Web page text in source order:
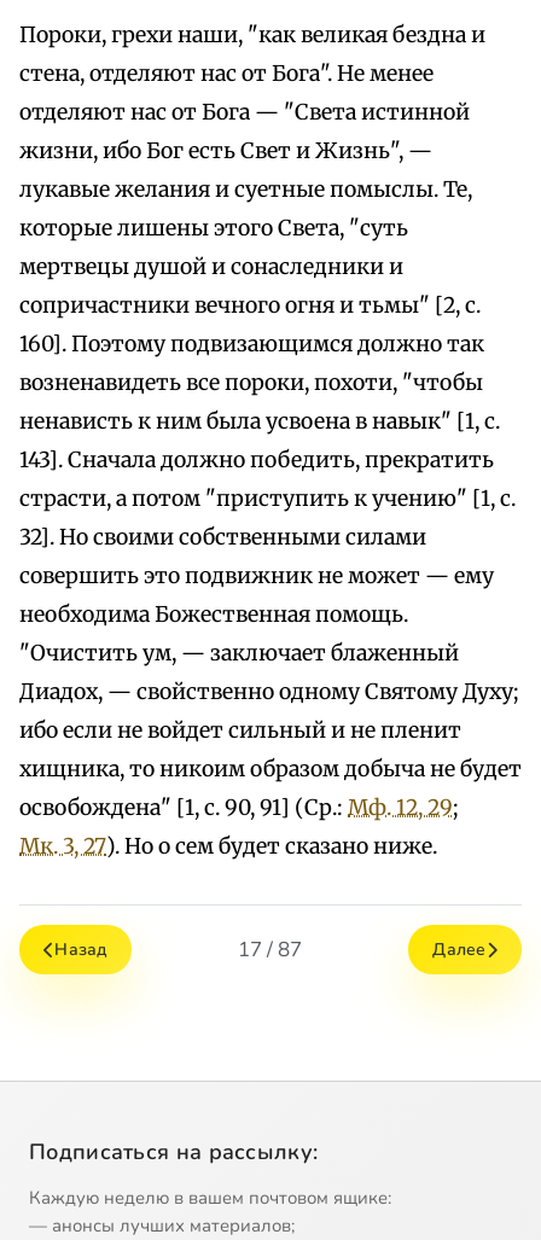
Пороки, грехи наши, "как великая бездна и
стена, отделяют нас от Бога". Не менее
отделяют нас от Бога — "Света истинной
жизни, ибо Бог есть Свет и Жизнь", —
лукавые желания и суетные помыслы. Те,
которые лишены этого Света, "суть
мертвецы душой и сонаследники и
сопричастники вечного огня и тьмы" [2, с.
160]. Поэтому подвизающимся должно так
возненавидеть все пороки, похоти, "чтобы
ненависть к ним была усвоена в навык" [1, с.
143]. Сначала должно победить, прекратить
страсти, а потом "приступить к учению" [1, с.
32]. Но своими собственными силами
совершить это подвижник не может — ему
необходима Божественная помощь.
"Очистить ум, — заключает блаженный
Диадох, — свойственно одному Святому Духу;
ибо если не войдет сильный и не пленит
хищника, то никоим образом добыча не будет
освобождена" [1, с. 90, 91] (Ср.: Мф. 12, 29;
Мк. 3, 27). Но о сем будет сказано ниже.
Назад 17 / 87 Далее
Подписаться на рассылку:
Каждую неделю в вашем почтовом ящике:
— анонсы лучших материалов;